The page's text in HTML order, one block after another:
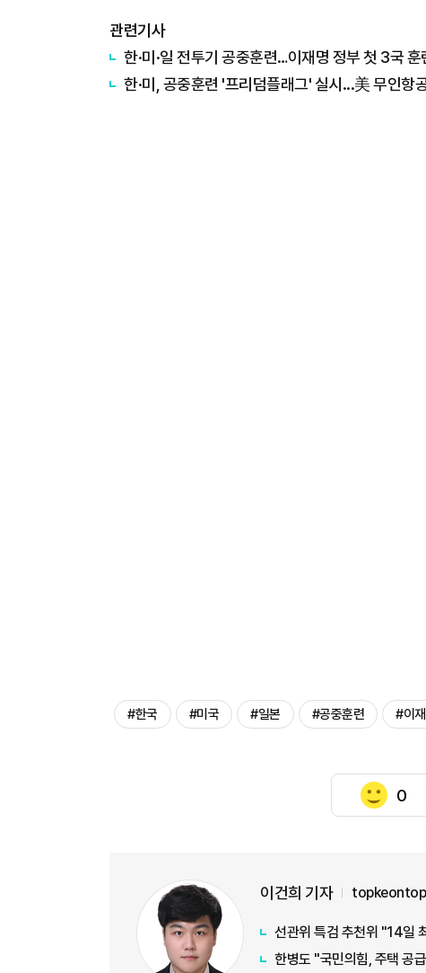
관련기사
한·미·일 전투기 공중훈련…이재명 정부 첫 3국 훈
한·미, 공중훈련 '프리덤플래그' 실시...美 무인항
#한국 #미국 #일본 #공중훈련 #이
0
이건희 기자
선관위 특검 추천위 "14일
한병도 "국민의힘, 주택 공